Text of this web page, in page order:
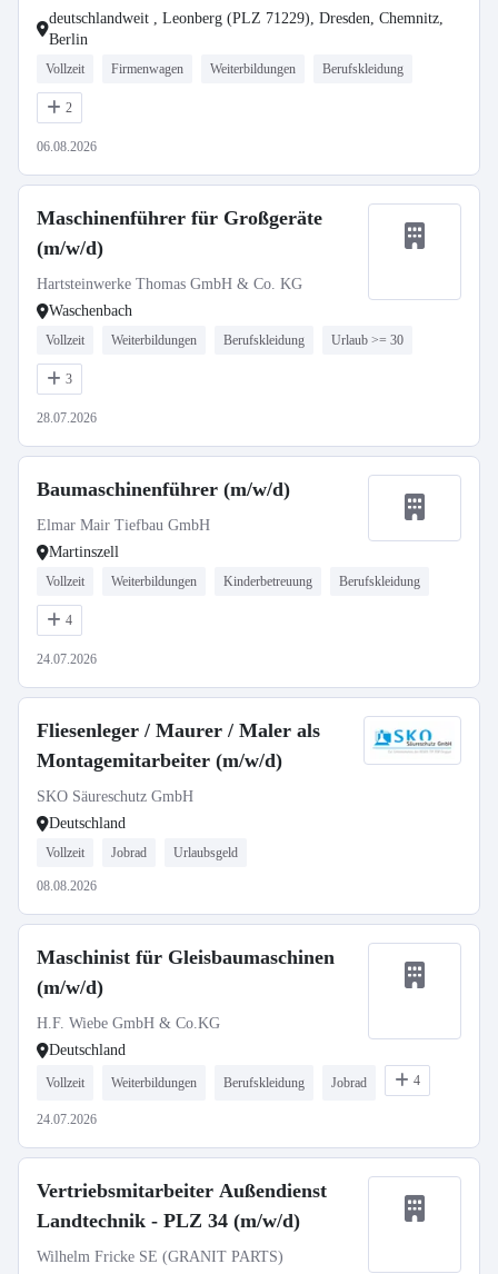
deutschlandweit , Leonberg (PLZ 71229), Dresden, Chemnitz,
Berlin
Vollzeit Firmenwagen Weiterbildungen Berufskleidung
2
06.08.2026
Maschinenführer für Großgeräte
(m/w/d)
Hartsteinwerke Thomas GmbH & Co. KG
Waschenbach
Vollzeit Weiterbildungen Berufskleidung Urlaub >= 30
3
28.07.2026
Baumaschinenführer (m/w/d)
Elmar Mair Tiefbau GmbH
Martinszell
Vollzeit Weiterbildungen Kinderbetreuung Berufskleidung
4
24.07.2026
Fliesenleger / Maurer / Maler als
Montagemitarbeiter (m/w/d)
SKO Säureschutz GmbH
Deutschland
Vollzeit Jobrad Urlaubsgeld
08.08.2026
Maschinist für Gleisbaumaschinen
(m/w/d)
H.F. Wiebe GmbH & Co.KG
Deutschland
Vollzeit Weiterbildungen Berufskleidung Jobrad 4
24.07.2026
Vertriebsmitarbeiter Außendienst
Landtechnik - PLZ 34 (m/w/d)
Wilhelm Fricke SE (GRANIT PARTS)